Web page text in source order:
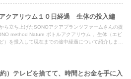
クアリウム１０日経過 生体の投入編
ら立ち上げたSONOアクアプランツファームさんの提
method Nature ボトルアクアリウム 。生体（エビ
）を投入して現在までの途中経過について紹介しま
約）テレビを捨てて、時間とお金を手に入